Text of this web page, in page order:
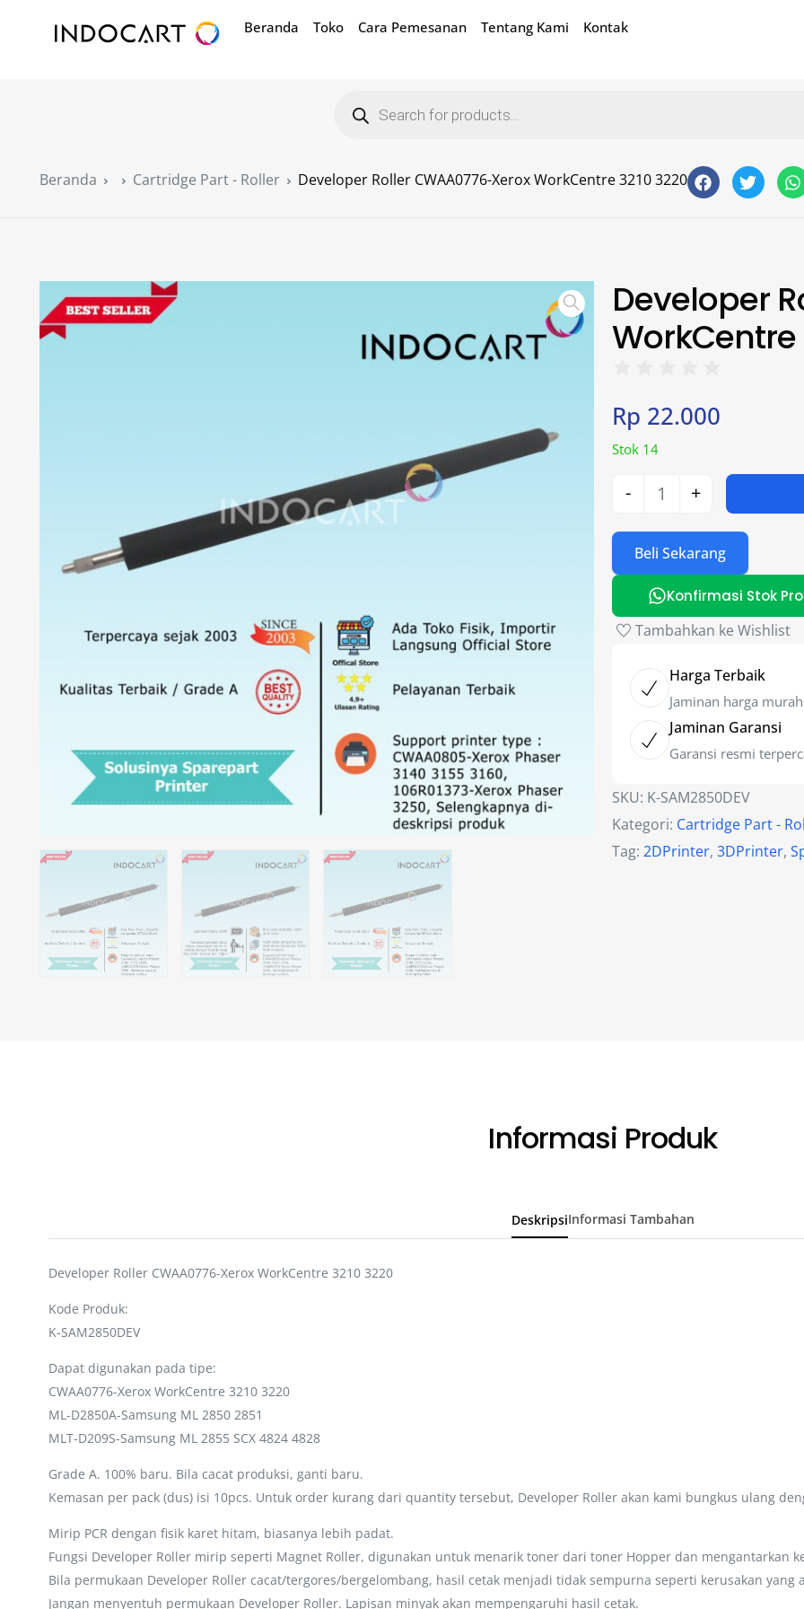
Beranda Toko Cara Pemesanan Tentang Kami Kontak
Beranda Cartridge Part - Roller Developer Roller CWAA0776-Xerox WorkCentre 3210 3220
Developer
WorkCentre
Rp 22.000
Stok 14
- +
Beli Sekarang
Konfirmasi Stok
Tambahkan ke Wishlist
Harga Terbaik
Jaminan harga murah
Jaminan Garansi
Garansi resmi
SKU: K-SAM2850DEV
Kategori: Cartridge Part -
Tag: 2DPrinter, 3DPrinter,
Informasi Produk
DeskripsiInformasi Tambahan
Developer Roller CWAA0776-Xerox WorkCentre 3210 3220
Kode Produk:
K-SAM2850DEV
Dapat digunakan pada tipe:
CWAA0776-Xerox WorkCentre 3210 3220
ML-D2850A-Samsung ML 2850 2851
MLT-D209S-Samsung ML 2855 SCX 4824 4828
Grade A. 100% baru. Bila cacat produksi, ganti baru.
Kemasan per pack (dus) isi 10pcs. Untuk order kurang dari quantity tersebut, Developer Roller akan kami bungkus ulang
Mirip PCR dengan fisik karet hitam, biasanya lebih padat.
Fungsi Developer Roller mirip seperti Magnet Roller, digunakan untuk menarik toner dari toner Hopper dan mengantarkan
Bila permukaan Developer Roller cacat/tergores/bergelombang, hasil cetak menjadi tidak sempurna seperti kerusakan yang
Jangan menyentuh permukaan Developer Roller. Lapisan minyak akan mempengaruhi hasil cetak.